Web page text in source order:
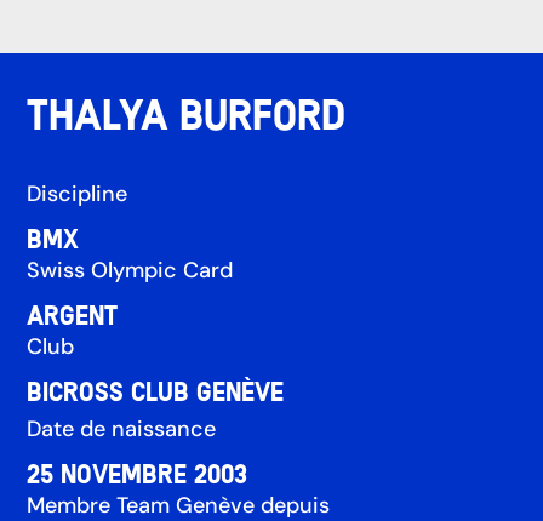
Thalya Burford
Discipline
BMX
Swiss Olympic Card
Argent
Club
Bicross Club Genève
Date de naissance
25 novembre 2003
Membre Team Genève depuis